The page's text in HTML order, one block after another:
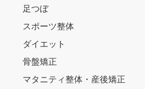
足つぼ
スポーツ整体
ダイエット
骨盤矯正
マタニティ整体・産後矯正